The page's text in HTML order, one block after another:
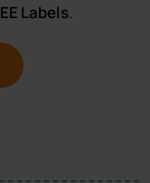
EE Labels.